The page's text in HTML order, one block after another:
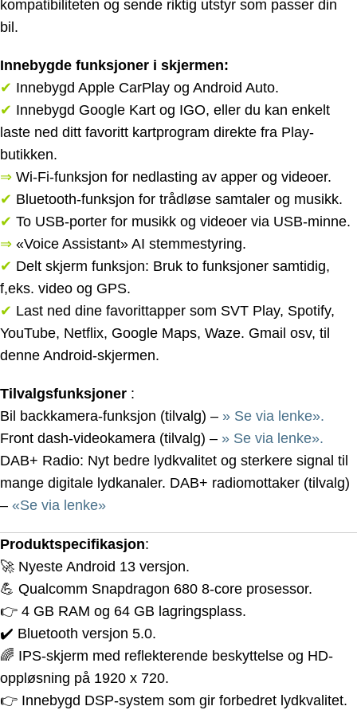
kompatibiliteten og sende riktig utstyr som passer din
bil.
Innebygde funksjoner i skjermen:
✔ Innebygd Apple CarPlay og Android Auto.
✔ Innebygd Google Kart og IGO, eller du kan enkelt
laste ned ditt favoritt kartprogram direkte fra Play-
butikken.
⇒ Wi-Fi-funksjon for nedlasting av apper og videoer.
✔ Bluetooth-funksjon for trådløse samtaler og musikk.
✔ To USB-porter for musikk og videoer via USB-minne.
⇒ «Voice Assistant» AI stemmestyring.
✔ Delt skjerm funksjon: Bruk to funksjoner samtidig,
f,eks. video og GPS.
✔ Last ned dine favorittapper som SVT Play, Spotify,
YouTube, Netflix, Google Maps, Waze. Gmail osv, til
denne Android-skjermen.
Tilvalgsfunksjoner :
Bil backkamera-funksjon (tilvalg) – » Se via lenke».
Front dash-videokamera (tilvalg) – » Se via lenke».
DAB+ Radio: Nyt bedre lydkvalitet og sterkere signal til
mange digitale lydkanaler. DAB+ radiomottaker (tilvalg)
– «Se via lenke»
Produktspecifikasjon:
🚀 Nyeste Android 13 versjon.
💪 Qualcomm Snapdragon 680 8-core prosessor.
👉 4 GB RAM og 64 GB lagringsplass.
✔️ Bluetooth versjon 5.0.
🌈 IPS-skjerm med reflekterende beskyttelse og HD-
oppløsning på 1920 x 720.
👉 Innebygd DSP-system som gir forbedret lydkvalitet.